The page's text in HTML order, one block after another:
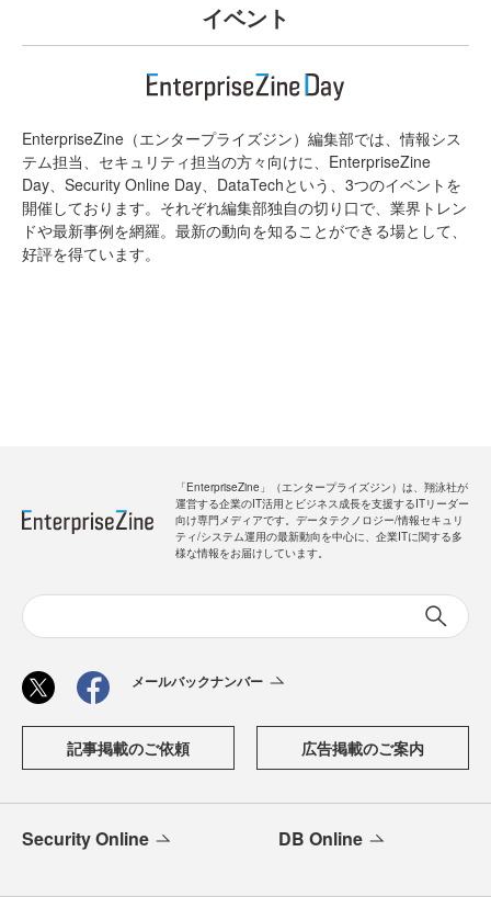
イベント
EnterpriseZine（エンタープライズジン）編集部では、情報シス
テム担当、セキュリティ担当の方々向けに、EnterpriseZine
Day、Security Online Day、DataTechという、3つのイベントを
開催しております。それぞれ編集部独自の切り口で、業界トレン
ドや最新事例を網羅。最新の動向を知ることができる場として、
好評を得ています。
「EnterpriseZine」（エンタープライズジン）は、翔泳社が
運営する企業のIT活用とビジネス成長を支援するITリーダー
向け専門メディアです。データテクノロジー/情報セキュリ
ティ/システム運用の最新動向を中心に、企業ITに関する多
様な情報をお届けしています。
メールバックナンバー
記事掲載のご依頼 広告掲載のご案内
Security Online DB Online